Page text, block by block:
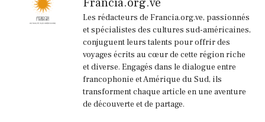
Les rédacteurs de Francia.org.ve, passionnés
et spécialistes des cultures sud-américaines,
conjuguent leurs talents pour offrir des
voyages écrits au cœur de cette région riche
et diverse. Engagés dans le dialogue entre
francophonie et Amérique du Sud, ils
transforment chaque article en une aventure
de découverte et de partage.